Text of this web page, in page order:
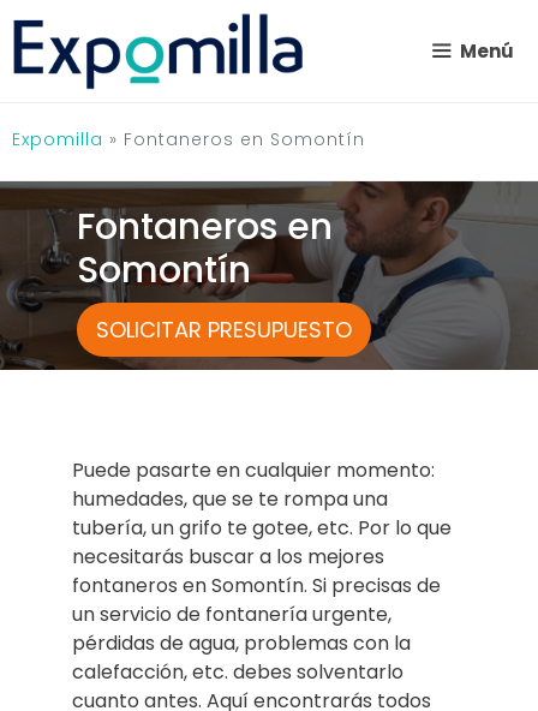
Saltar
contenido
Menú
Expomilla » Fontaneros en Somontín
Fontaneros en
Somontín
SOLICITAR PRESUPUESTO
Puede pasarte en cualquier momento:
humedades, que se te rompa una
tubería, un grifo te gotee, etc. Por lo que
necesitarás buscar a los mejores
fontaneros en Somontín. Si precisas de
un servicio de fontanería urgente,
pérdidas de agua, problemas con la
calefacción, etc. debes solventarlo
cuanto antes. Aquí encontrarás todos